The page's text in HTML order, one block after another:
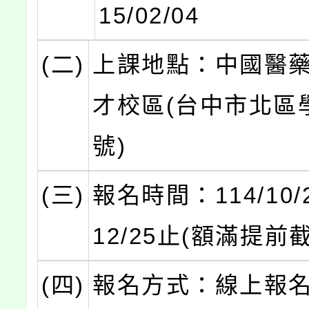
15/02/04
(二)
上課地點：中國醫
才校區(台中市北區
號)
(三) 報名時間：114/
12/25止(額滿提前
(四) 報名方式：線上報